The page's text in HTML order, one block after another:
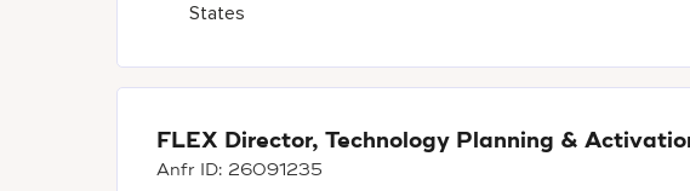
States
FLEX Director, Technology Planning &
26091235